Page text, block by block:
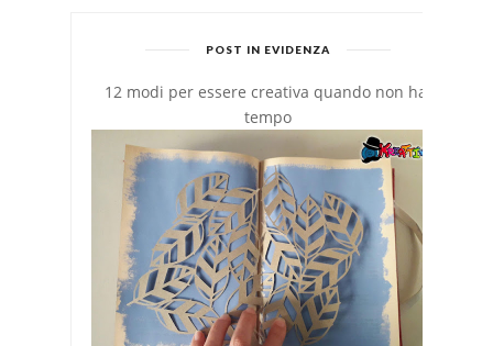
POST IN EVIDENZA
12 modi per essere creativa quando non hai
tempo